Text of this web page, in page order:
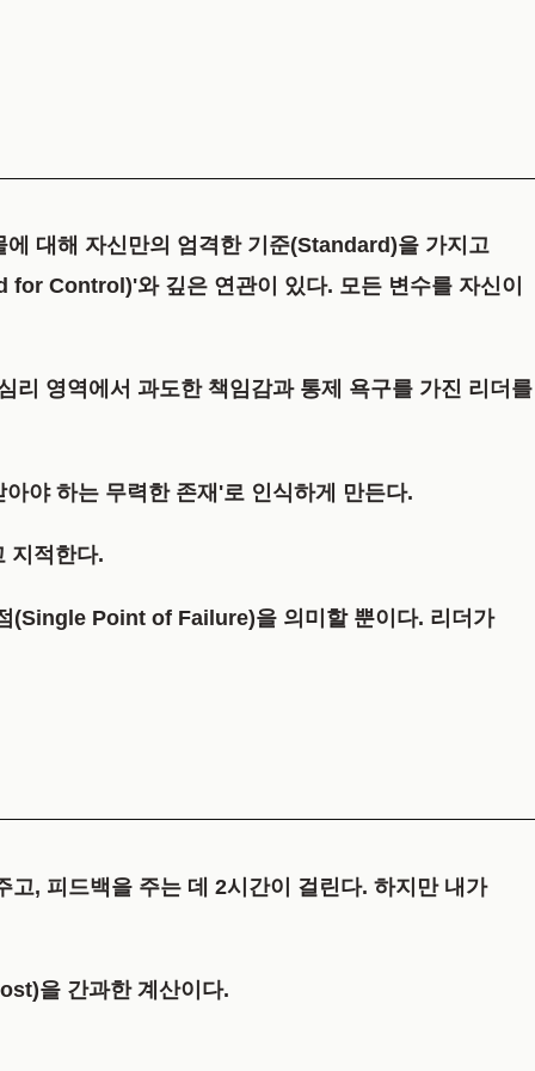
대해 자신만의 엄격한 기준(Standard)을 가지고
for Control)'와 깊은 연관이 있다. 모든 변수를 자신이
리 영역에서 과도한 책임감과 통제 욕구를 가진 리더를
야 하는 무력한 존재'로 인식하게 만든다.
지적한다.
(Single Point of Failure)을 의미할 뿐이다. 리더가
, 피드백을 주는 데 2시간이 걸린다. 하지만 내가
을 간과한 계산이다.